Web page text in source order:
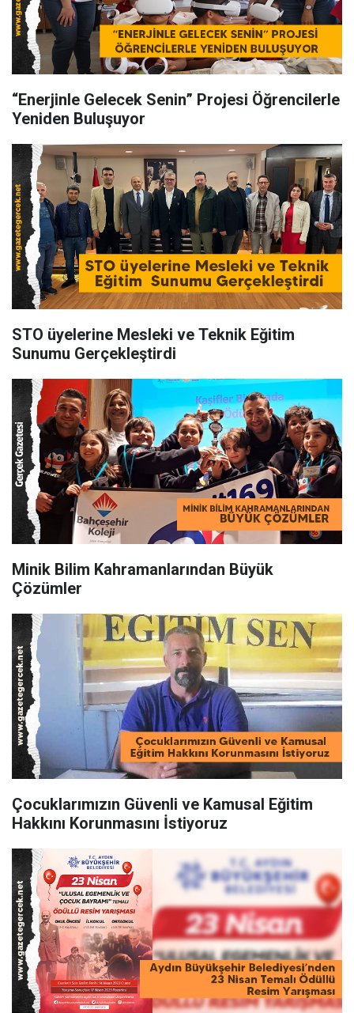
“Enerjinle Gelecek Senin” Projesi Öğrencilerle
Yeniden Buluşuyor
STO üyelerine Mesleki ve Teknik Eğitim
Sunumu Gerçekleştirdi
Minik Bilim Kahramanlarından Büyük
Çözümler
Çocuklarımızın Güvenli ve Kamusal Eğitim
Hakkını Korunmasını İstiyoruz